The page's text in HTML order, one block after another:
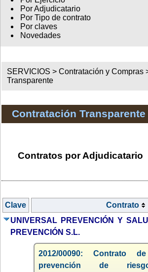
Por Adjudicatario
Por Tipo de contrato
Por claves
Novedades
SERVICIOS >Contratación y Compras
Transparente
Contratación Transparente
Contratos por Adjudicatario
Clave
Contrato
UNIVERSAL PREVENCIÓN Y
PREVENCIÓN S.L.
2012/00090: Contrato
prevención de